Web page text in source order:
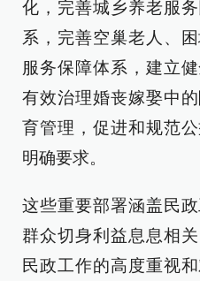
化，完善城乡养老服
系，完善空巢老人、
服务保障体系，建立
有效治理婚丧嫁娶中
育管理，促进和规范
明确要求。
这些重要部署涵盖民
群众切身利益息息相
民政工作的高度重视